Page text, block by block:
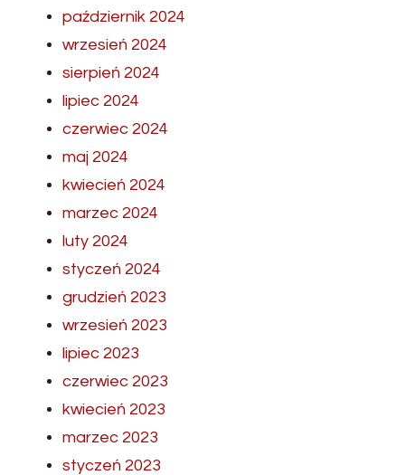
październik 2024
wrzesień 2024
sierpień 2024
lipiec 2024
czerwiec 2024
maj 2024
kwiecień 2024
marzec 2024
luty 2024
styczeń 2024
grudzień 2023
wrzesień 2023
lipiec 2023
czerwiec 2023
kwiecień 2023
marzec 2023
styczeń 2023